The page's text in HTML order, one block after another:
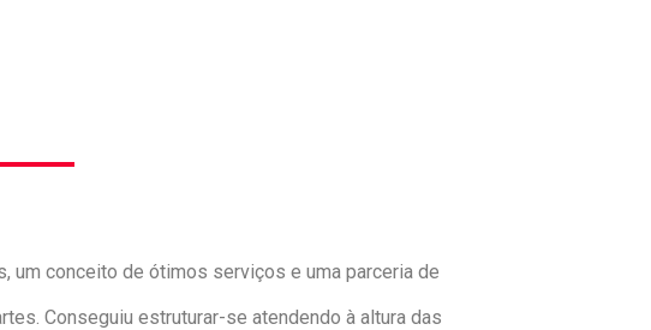
um conceito de ótimos serviços e uma parceria de
Conseguiu estruturar-se atendendo à altura das